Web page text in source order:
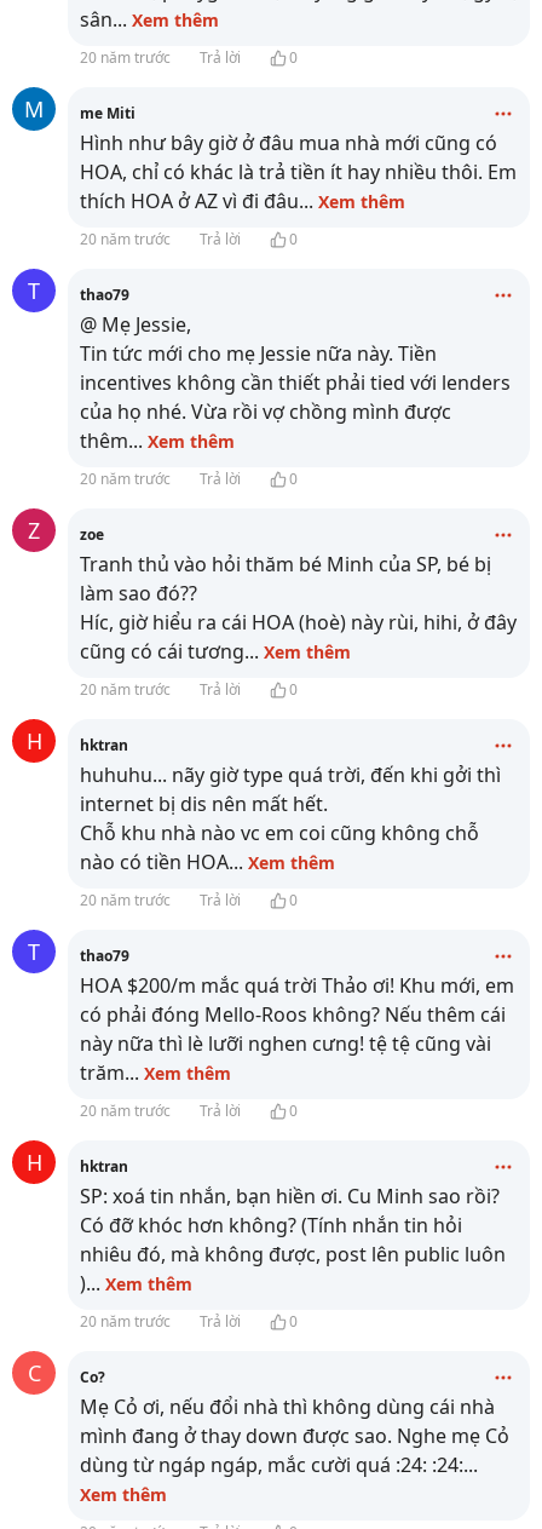
sân... Xem thêm
20 năm trước Trả lời 0
M me Miti
Hình như bây giờ ở đâu mua nhà mới cũng có
HOA, chỉ có khác là trả tiền ít hay nhiều thôi. Em
thích HOA ở AZ vì đi đâu... Xem thêm
20 năm trước Trả lời 0
T thao79
@ Mẹ Jessie,
Tin tức mới cho mẹ Jessie nữa này. Tiền
incentives không cần thiết phải tied với lenders
của họ nhé. Vừa rồi vợ chồng mình được
thêm... Xem thêm
20 năm trước Trả lời 0
Z zoe
Tranh thủ vào hỏi thăm bé Minh của SP, bé bị
làm sao đó??
Híc, giờ hiểu ra cái HOA (hoè) này rùi, hihi, ở đây
cũng có cái tương... Xem thêm
20 năm trước Trả lời 0
H hktran
huhuhu... nãy giờ type quá trời, đến khi gởi thì
internet bị dis nên mất hết.
Chỗ khu nhà nào vc em coi cũng không chỗ
nào có tiền HOA... Xem thêm
20 năm trước Trả lời 0
T thao79
HOA $200/m mắc quá trời Thảo ơi! Khu mới, em
có phải đóng Mello-Roos không? Nếu thêm cái
này nữa thì lè lưỡi nghen cưng! tệ tệ cũng vài
trăm... Xem thêm
20 năm trước Trả lời 0
H hktran
SP: xoá tin nhắn, bạn hiền ơi. Cu Minh sao rồi?
Có đỡ khóc hơn không? (Tính nhắn tin hỏi
nhiêu đó, mà không được, post lên public luôn
)... Xem thêm
20 năm trước Trả lời 0
C Co?
Mẹ Cỏ ơi, nếu đổi nhà thì không dùng cái nhà
mình đang ở thay down được sao. Nghe mẹ Cỏ
dùng từ ngáp ngáp, mắc cười quá :24: :24:...
Xem thêm